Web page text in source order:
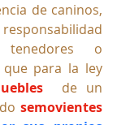
de caninos,
o
para la ley
  de un
semovientes